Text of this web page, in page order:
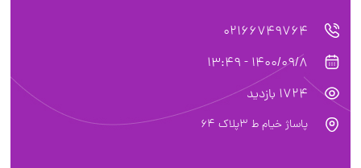
02166749764
1400/09/8 - 13:49
1724 بازدید
پاساژ خیام ط ٣پلاك ٦٤